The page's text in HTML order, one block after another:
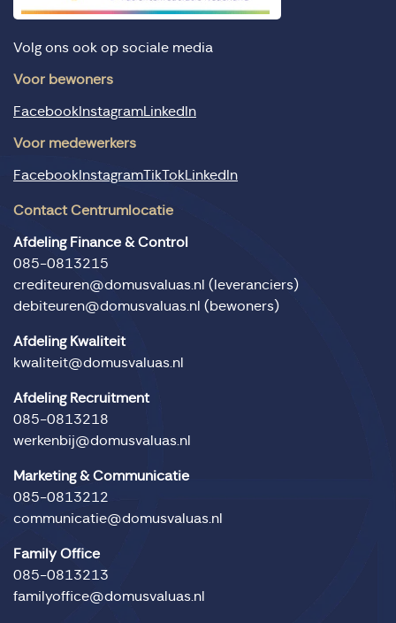
Volg ons ook op sociale media
Voor bewoners
FacebookInstagramLinkedIn
Voor medewerkers
FacebookInstagramTikTokLinkedIn
Contact Centrumlocatie
Afdeling Finance & Control
085-0813215
crediteuren@domusvaluas.nl (leveranciers)
debiteuren@domusvaluas.nl (bewoners)
Afdeling Kwaliteit
kwaliteit@domusvaluas.nl
Afdeling Recruitment
085-0813218
werkenbij@domusvaluas.nl
Marketing & Communicatie
085-0813212
communicatie@domusvaluas.nl
Family Office
085-0813213
familyoffice@domusvaluas.nl